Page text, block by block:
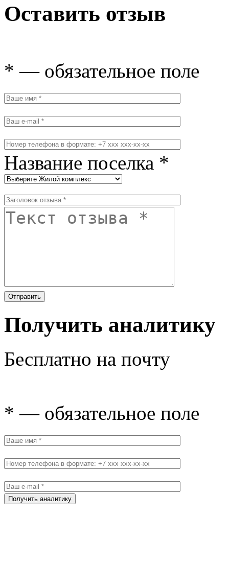
Оставить отзыв
* — обязательное поле
Название поселка *
Получить аналитику
Бесплатно на почту
* — обязательное поле